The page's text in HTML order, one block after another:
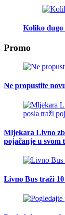
Koliko dugo
Promo
Ne propustite
Mljekara Livno
pojačanje u svom
Livno Bus traži 10